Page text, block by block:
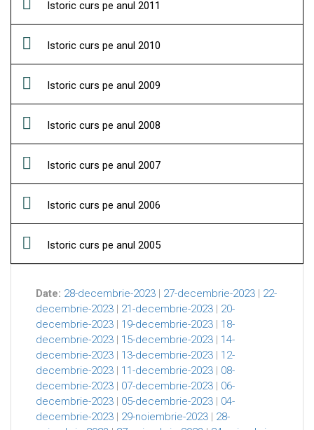
Istoric curs pe anul 2011
Istoric curs pe anul 2010
Istoric curs pe anul 2009
Istoric curs pe anul 2008
Istoric curs pe anul 2007
Istoric curs pe anul 2006
Istoric curs pe anul 2005
Date: 28-decembrie-2023 | 27-decembrie-2023 | 22-
decembrie-2023 | 21-decembrie-2023 | 20-
decembrie-2023 | 19-decembrie-2023 | 18-
decembrie-2023 | 15-decembrie-2023 | 14-
decembrie-2023 | 13-decembrie-2023 | 12-
decembrie-2023 | 11-decembrie-2023 | 08-
decembrie-2023 | 07-decembrie-2023 | 06-
decembrie-2023 | 05-decembrie-2023 | 04-
decembrie-2023 | 29-noiembrie-2023 | 28-